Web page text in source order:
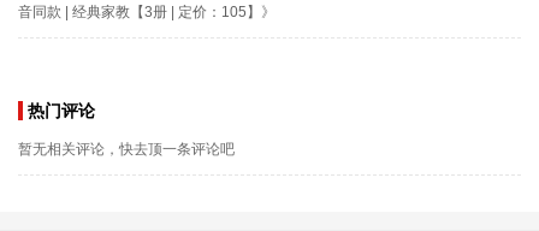
音同款 | 经典家教【3册 | 定价：105】 》
热门评论
暂无相关评论，快去顶一条评论吧